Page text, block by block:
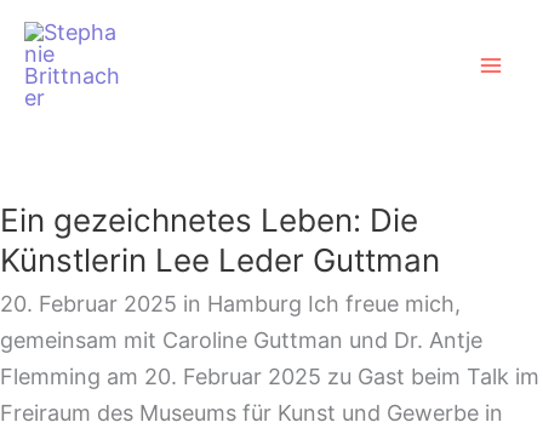
Zum
Inhalt
springen
Ein gezeichnetes Leben: Die
Künstlerin Lee Leder Guttman
20. Februar 2025 in Hamburg Ich freue mich,
gemeinsam mit Caroline Guttman und Dr. Antje
Flemming am 20. Februar 2025 zu Gast beim Talk im
Freiraum des Museums für Kunst und Gewerbe in
Leben:
Die
Künstlerin
Leder
Guttman